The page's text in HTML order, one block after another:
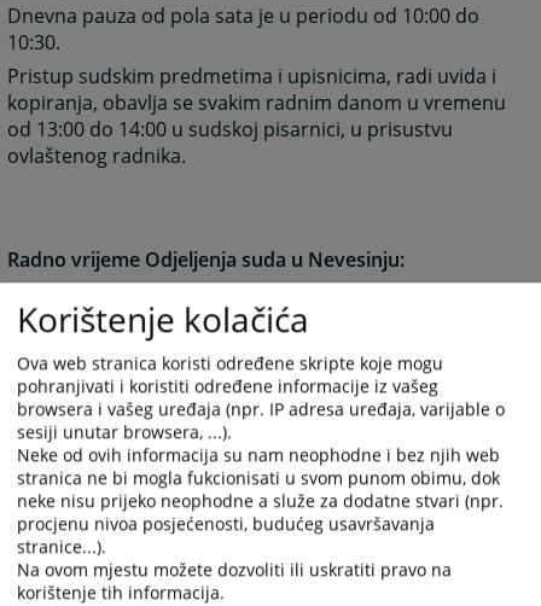
Dnevna pauza od pola sata je u periodu od 10:00 do
10:30.
Pristup sudskim predmetima i upisnicima, radi uvida i
kopiranja, obavlja se svakim radnim danom u vremenu
od 13:00 do 14:00 u sudskoj pisarnici, u prisustvu
ovlaštenog radnika.
Radno vrijeme Odjeljenja suda u Nevesinju:
Ponedjeljak – Petak
Prijem pošte
Sudska pisarnica / upisnik
07:00 - 15:00
5213PREGLEDA
Korištenje kolačića
Ova web stranica koristi određene skripte koje mogu
pohranjivati i koristiti određene informacije iz vašeg
browsera i vašeg uređaja (npr. IP adresa uređaja, varijable o
sesiji unutar browsera, ...).
Neke od ovih informacija su nam neophodne i bez njih web
stranica ne bi mogla fukcionisati u svom punom obimu, dok
neke nisu prijeko neophodne a služe za dodatne stvari (npr.
procjenu nivoa posjećenosti, budućeg usavršavanja
stranice...).
Na ovom mjestu možete dozvoliti ili uskratiti pravo na
korištenje tih informacija.